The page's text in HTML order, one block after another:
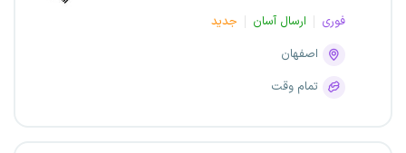
فوری ارسال آسان
جدید
اصفهان
تمام وقت